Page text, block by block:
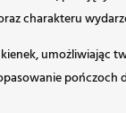
charakteru